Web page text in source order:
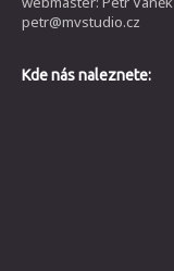
petr@mvstudio.cz
Kde nás naleznete: